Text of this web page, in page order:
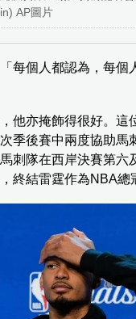
AP圖片
每個人都認為，每個
他亦掩飾得很好。這
季後賽中兩度協助馬
刺隊在西岸決賽第六
終結雷霆作為NBA總